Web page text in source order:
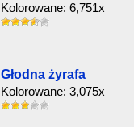
Kolorowane: 6,751x
Głodna żyrafa
Kolorowane: 3,075x